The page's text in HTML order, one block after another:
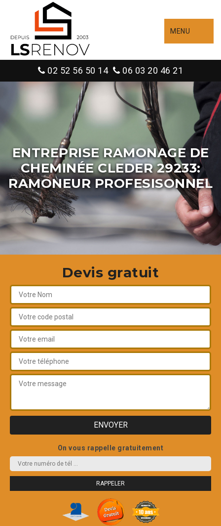
MENU
02 52 56 50 14 06 03 20 46 21
ENTREPRISE RAMONAGE DE
CHEMINÉE CLEDER 29233:
RAMONEUR PROFESISONNEL
Devis gratuit
On vous rappelle gratuitement